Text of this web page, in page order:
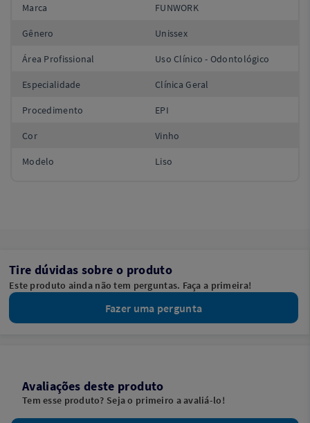
Marca FUNWORK
Gênero Unissex
Área Profissional Uso Clínico - Odontológico
Especialidade Clínica Geral
Procedimento EPI
Cor Vinho
Modelo Liso
Tire dúvidas sobre o produto
Este produto ainda não tem perguntas. Faça a primeira!
Fazer uma pergunta
Avaliações deste produto
Tem esse produto? Seja o primeiro a avaliá-lo!